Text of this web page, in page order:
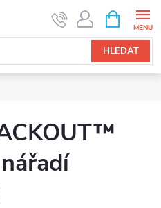
HLEDAT
NÁKUPNÍ
KOŠÍK